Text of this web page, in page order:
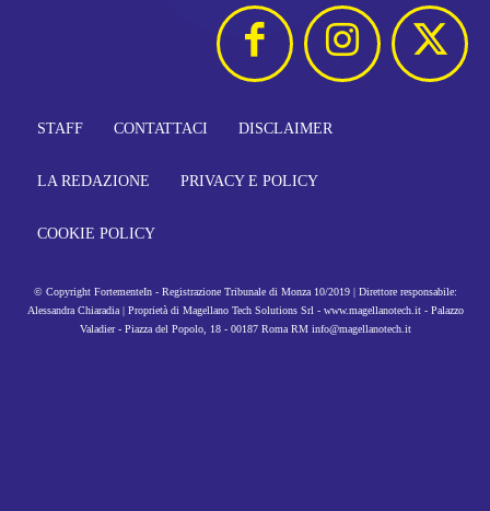
STAFF CONTATTACI DISCLAIMER
LA REDAZIONE PRIVACY E POLICY
COOKIE POLICY
© Copyright FortementeIn - Registrazione Tribunale di Monza 10/2019 | Direttore responsabile:
Alessandra Chiaradia | Proprietà di Magellano Tech Solutions Srl - www.magellanotech.it - Palazzo
Valadier - Piazza del Popolo, 18 - 00187 Roma RM info@magellanotech.it